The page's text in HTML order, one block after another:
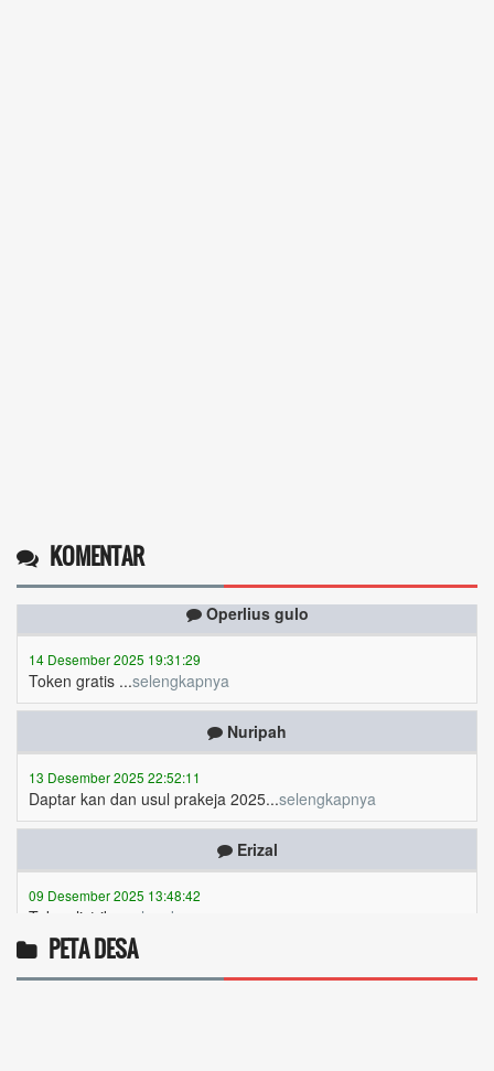
KOMENTAR
14 Desember 2025 19:31:29
Token gratis ...selengkapnya
Nuripah
Daptar kan dan usul prakeja 2025...selengkapnya
Erizal
Token listrik...selengkapnya
06 Desember 2025 18:38:17
PETA DESA